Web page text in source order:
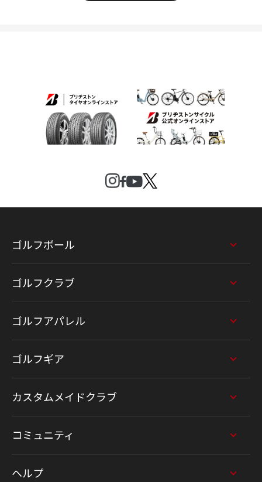
ゴルフボール
ゴルフクラブ
ゴルフアパレル
ゴルフギア
カスタムメイドクラブ
コミュニティ
ヘルプ